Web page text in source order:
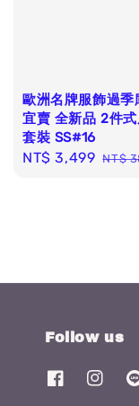
歐洲名牌服飾過季
宜賣 全新品 2件
套裝 SS#16
Sale
NT$ 3,499 NT$
Follow us